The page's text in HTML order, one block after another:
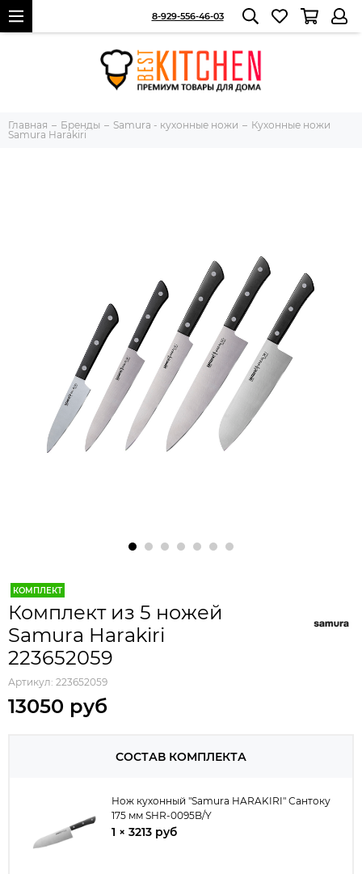
8-929-556-46-03
Главная Бренды Samura - кухонные ножи
Кухонные ножи
Samura Harakiri
КОМПЛЕКТ
Комплект из 5 ножей
Samura Harakiri
223652059
Артикул: 223652059
13050 руб
СОСТАВ КОМПЛЕКТА
Нож кухонный "Samura HARAKIRI" Сантоку
175 мм SHR-0095B/Y
1 × 3213 руб